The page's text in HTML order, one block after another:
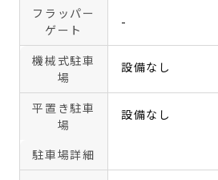
フラッパー
ゲート
-
機械式駐車
場
設備なし
平置き駐車
場
設備なし
駐車場詳細